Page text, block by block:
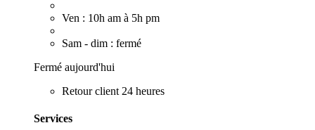
Ven : 10h am à 5h pm
Sam - dim : fermé
Fermé aujourd'hui
Retour client 24 heures
Services